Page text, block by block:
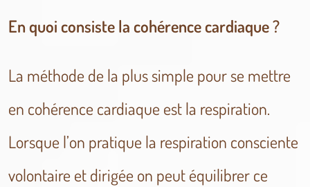
En quoi consiste la cohérence cardiaque ?
La méthode de la plus simple pour se mettre
en cohérence cardiaque est la respiration.
Lorsque l’on pratique la respiration consciente
volontaire et dirigée on peut équilibrer ce